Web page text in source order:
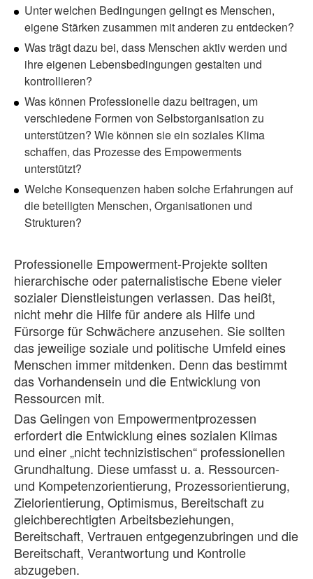
Unter welchen Bedingungen gelingt es Menschen,
eigene Stärken zusammen mit anderen zu entdecken?
Was trägt dazu bei, dass Menschen aktiv werden und
ihre eigenen Lebensbedingungen gestalten und
kontrollieren?
Was können Professionelle dazu beitragen, um
verschiedene Formen von Selbstorganisation zu
unterstützen? Wie können sie ein soziales Klima
schaffen, das Prozesse des Empowerments
unterstützt?
Welche Konsequenzen haben solche Erfahrungen auf
die beteiligten Menschen, Organisationen und
Strukturen?
Professionelle Empowerment-Projekte sollten
hierarchische oder paternalistische Ebene vieler
sozialer Dienstleistungen verlassen. Das heißt,
nicht mehr die Hilfe für andere als Hilfe und
Fürsorge für Schwächere anzusehen. Sie sollten
das jeweilige soziale und politische Umfeld eines
Menschen immer mitdenken. Denn das bestimmt
das Vorhandensein und die Entwicklung von
Ressourcen mit.
Das Gelingen von Empowermentprozessen
erfordert die Entwicklung eines sozialen Klimas
und einer „nicht technizistischen“ professionellen
Grundhaltung. Diese umfasst u. a. Ressourcen-
und Kompetenzorientierung, Prozessorientierung,
Zielorientierung, Optimismus, Bereitschaft zu
gleichberechtigten Arbeitsbeziehungen,
Bereitschaft, Vertrauen entgegenzubringen und die
Bereitschaft, Verantwortung und Kontrolle
abzugeben.